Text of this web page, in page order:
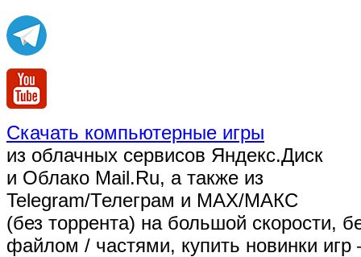
Скачать компьютерные игры
из облачных сервисов Яндекс.Диск
и Облако Mail.Ru, а также из
Telegram/Телеграм и MAX/МАКС
(без торрента) на большой скорости,
файлом / частями, купить новинки